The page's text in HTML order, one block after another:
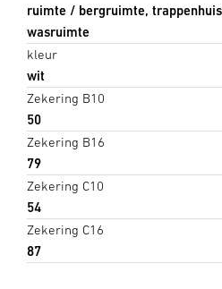
ruimte / bergruimte,
wasruimte
kleur
wit
Zekering B10
50
Zekering B16
79
Zekering C10
54
Zekering C16
87